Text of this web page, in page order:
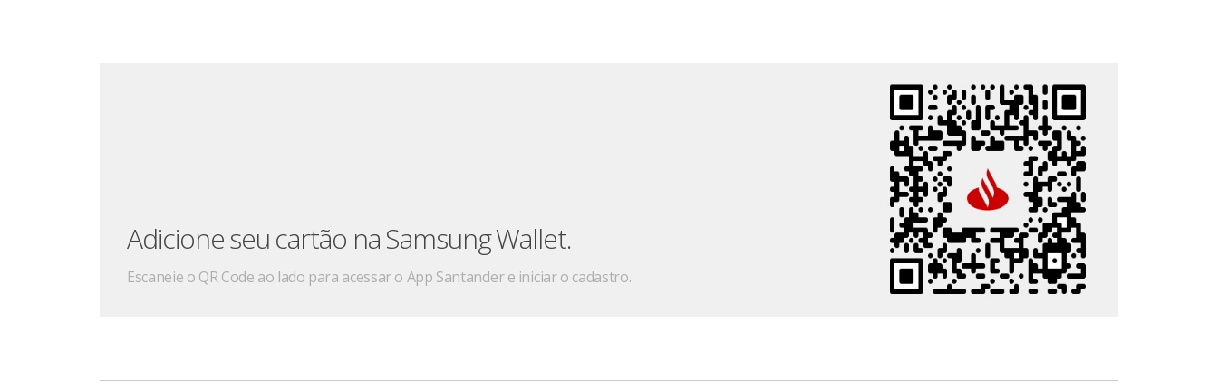
Adicione seu cartão na Samsung Wallet.
Escaneie o QR Code ao lado para acessar o App Santander e iniciar o cadastro.